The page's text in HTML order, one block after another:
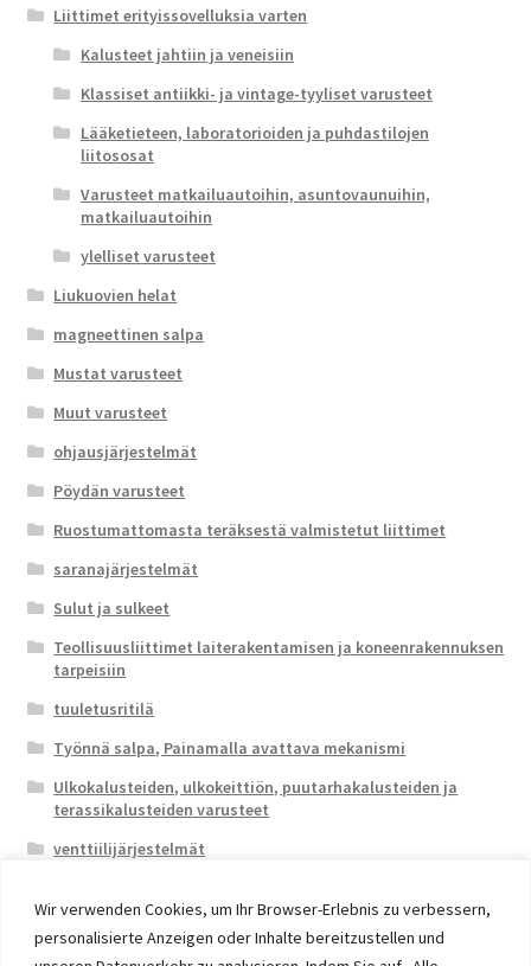
Wir verwenden Cookies, um Ihr Browser-Erlebnis zu verbessern,
personalisierte Anzeigen oder Inhalte bereitzustellen und
Liittimet erityissovelluksia varten
Kalusteet jahtiin ja veneisiin
Klassiset antiikki- ja vintage-tyyliset varusteet
Lääketieteen, laboratorioiden ja puhdastilojen
liitososat
Varusteet matkailuautoihin, asuntovaunuihin,
matkailuautoihin
ylelliset varusteet
Liukuovien helat
magneettinen salpa
Mustat varusteet
Muut varusteet
ohjausjärjestelmät
Pöydän varusteet
Ruostumattomasta teräksestä valmistetut liittimet
saranajärjestelmät
Sulut ja sulkeet
Teollisuusliittimet laiterakentamisen ja koneenrakennuksen
tarpeisiin
tuuletusritilä
Työnnä salpa, Painamalla avattava mekanismi
Ulkokalusteiden, ulkokeittiön, puutarhakalusteiden ja
terassikalusteiden varusteet
venttiilijärjestelmät